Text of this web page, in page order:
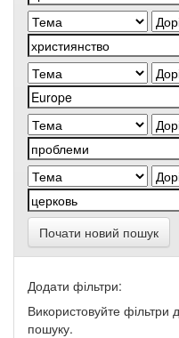
Почати новий пошук
Додати фільтри:
Використовуйте фільтри
пошуку.